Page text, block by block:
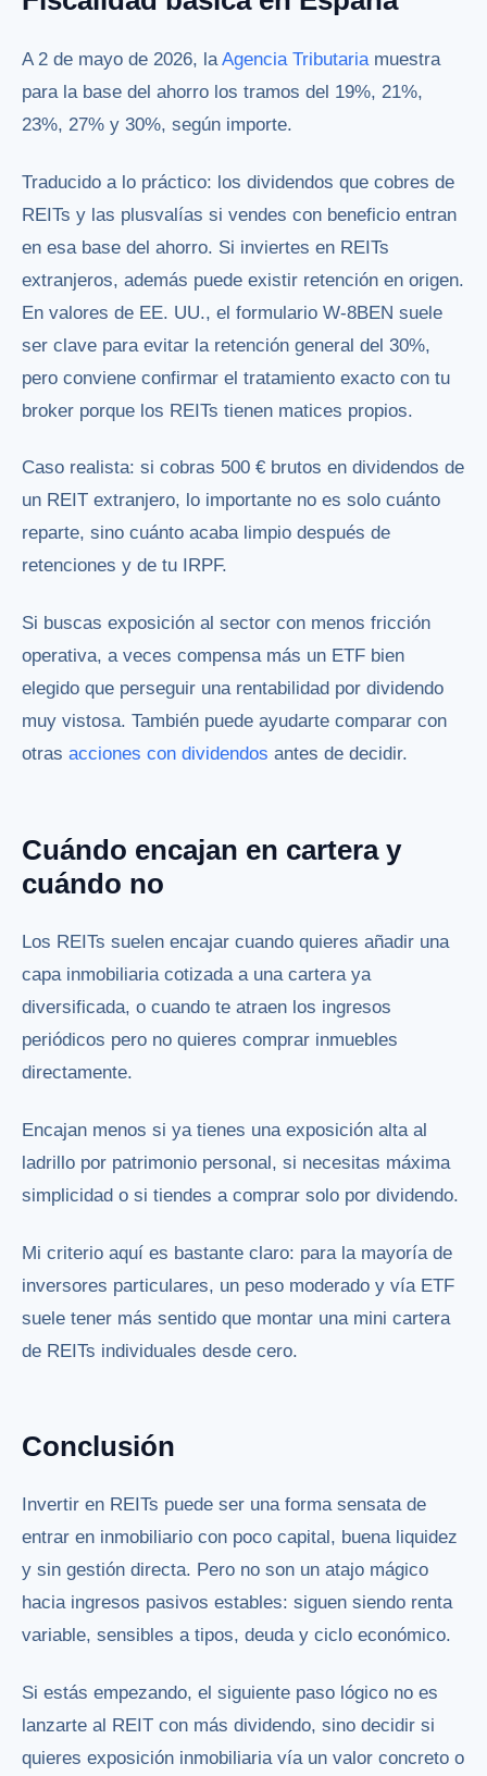
A 2 de mayo de 2026, la Agencia Tributaria muestra
para la base del ahorro los tramos del 19%, 21%,
23%, 27% y 30%, según importe.
Traducido a lo práctico: los dividendos que cobres de
REITs y las plusvalías si vendes con beneficio entran
en esa base del ahorro. Si inviertes en REITs
extranjeros, además puede existir retención en origen.
En valores de EE. UU., el formulario W-8BEN suele
ser clave para evitar la retención general del 30%,
pero conviene confirmar el tratamiento exacto con tu
broker porque los REITs tienen matices propios.
Caso realista: si cobras 500 € brutos en dividendos de
un REIT extranjero, lo importante no es solo cuánto
reparte, sino cuánto acaba limpio después de
retenciones y de tu IRPF.
Si buscas exposición al sector con menos fricción
operativa, a veces compensa más un ETF bien
elegido que perseguir una rentabilidad por dividendo
muy vistosa. También puede ayudarte comparar con
otras acciones con dividendos antes de decidir.
Cuándo encajan en cartera y
cuándo no
Los REITs suelen encajar cuando quieres añadir una
capa inmobiliaria cotizada a una cartera ya
diversificada, o cuando te atraen los ingresos
periódicos pero no quieres comprar inmuebles
directamente.
Encajan menos si ya tienes una exposición alta al
ladrillo por patrimonio personal, si necesitas máxima
simplicidad o si tiendes a comprar solo por dividendo.
Mi criterio aquí es bastante claro: para la mayoría de
inversores particulares, un peso moderado y vía ETF
suele tener más sentido que montar una mini cartera
de REITs individuales desde cero.
Conclusión
Invertir en REITs puede ser una forma sensata de
entrar en inmobiliario con poco capital, buena liquidez
y sin gestión directa. Pero no son un atajo mágico
hacia ingresos pasivos estables: siguen siendo renta
variable, sensibles a tipos, deuda y ciclo económico.
Si estás empezando, el siguiente paso lógico no es
lanzarte al REIT con más dividendo, sino decidir si
quieres exposición inmobiliaria vía un valor concreto o